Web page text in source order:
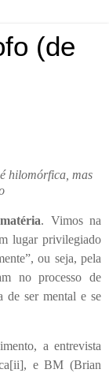
(de
hilomórfica, mas
. Vimos na
lugar privilegiado
ou seja, pela
no processo de
de ser mental e se
a entrevista
[ii], e BM (Brian